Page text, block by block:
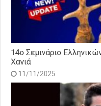
14o Σεμινάριο
Χανιά
11/11/2025